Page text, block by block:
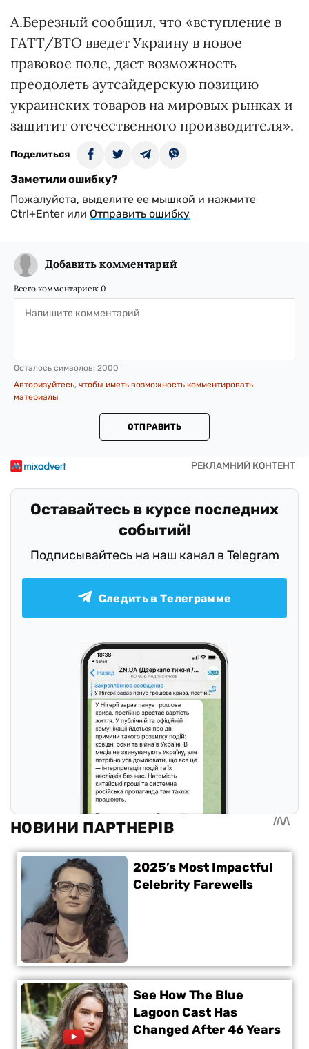
А.Березный сообщил, что «вступление в
ГАТТ/ВТО введет Украину в новое
правовое поле, даст возможность
преодолеть аутсайдерскую позицию
украинских товаров на мировых рынках и
защитит отечественного производителя».
Поделиться
Заметили ошибку?
Пожалуйста, выделите ее мышкой и нажмите
Ctrl+Enter или Отправить ошибку
Добавить комментарий
Всего комментариев: 0
Осталось символов: 2000
Авторизуйтесь, чтобы иметь возможность комментировать
материалы
ОТПРАВИТЬ
Оставайтесь в курсе последних
событий!
Подписывайтесь на наш канал в Telegram
Следить в Телеграмме